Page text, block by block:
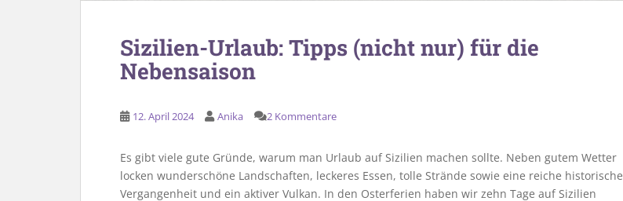
Sizilien-Urlaub: Tipps (nicht nur) für die
Nebensaison
12. April 2024 Anika 2 Kommentare
Es gibt viele gute Gründe, warum man Urlaub auf Sizilien machen sollte. Neben gutem Wetter
locken wunderschöne Landschaften, leckeres Essen, tolle Strände sowie eine reiche historische
Vergangenheit und ein aktiver Vulkan. In den Osterferien haben wir zehn Tage auf Sizilien